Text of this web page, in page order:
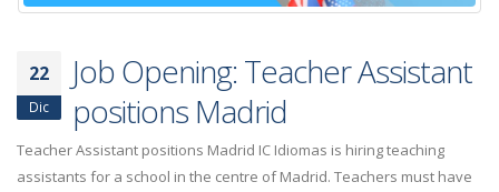
22
Dic
Job Opening: Teacher Assistant
positions Madrid
Teacher Assistant positions Madrid IC Idiomas is hiring teaching
assistants for a school in the centre of Madrid. Teachers must have